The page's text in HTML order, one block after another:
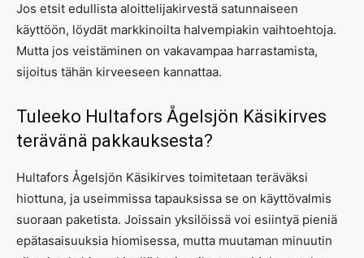
Jos etsit edullista aloittelijakirvestä satunnaiseen
käyttöön, löydät markkinoilta halvempiakin vaihtoehtoja.
Mutta jos veistäminen on vakavampaa harrastamista,
sijoitus tähän kirveeseen kannattaa.
Tuleeko Hultafors Ågelsjön Käsikirves
terävänä pakkauksesta?
Hultafors Ågelsjön Käsikirves toimitetaan teräväksi
hiottuna, ja useimmissa tapauksissa se on käyttövalmis
suoraan paketista. Joissain yksilöissä voi esiintyä pieniä
epätasaisuuksia hiomisessa, mutta muutaman minuutin